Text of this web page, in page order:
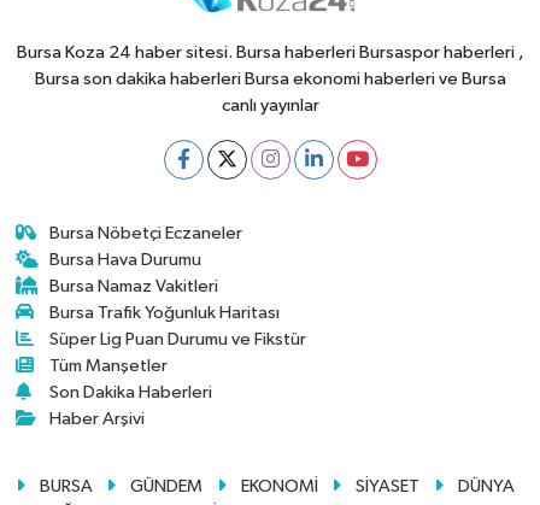
Bursa Koza 24 haber sitesi. Bursa haberleri Bursaspor haberleri ,
Bursa son dakika haberleri Bursa ekonomi haberleri ve Bursa
canlı yayınlar
Bursa Nöbetçi Eczaneler
Bursa Hava Durumu
Bursa Namaz Vakitleri
Bursa Trafik Yoğunluk Haritası
Süper Lig Puan Durumu ve Fikstür
Tüm Manşetler
Son Dakika Haberleri
Haber Arşivi
BURSA GÜNDEM EKONOMİ SİYASET
DÜNYA